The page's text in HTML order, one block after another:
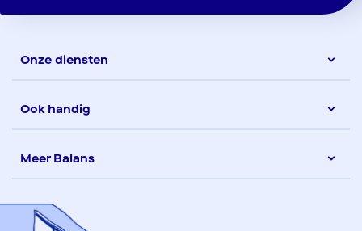
Onze diensten
Ook handig
Meer Balans